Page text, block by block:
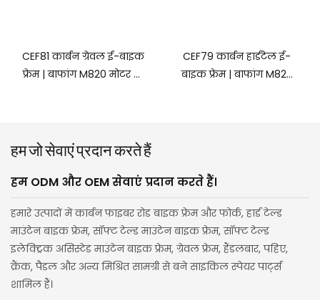
CEF81 कार्बन ग्रेवल ई-बाइक
फ्रेम | बाफांग M820 मोटर के
CEF79 कार्बन हार्डटेल ई-
बाइक फ्रेम | बाफांग M820
हम जो सेवाएं प्रदान करते हैं
हम ODM और OEM सेवाएं प्रदान करते हैं।
हमारे उत्पादों में कार्बन फाइबर रोड बाइक फ्रेम और फोर्क, हार्ड टेल्ड
माउंटेन बाइक फ्रेम, सॉफ्ट टेल्ड माउंटेन बाइक फ्रेम, सॉफ्ट टेल्ड
इलेक्ट्रिक असिस्टेड माउंटेन बाइक फ्रेम, ग्रेवल फ्रेम, हैंडलबार, पहिए,
क्रैंक, पैडल और अन्य मिश्रित सामग्री से बने साइकिल स्पेयर पार्ट्स
शामिल हैं।